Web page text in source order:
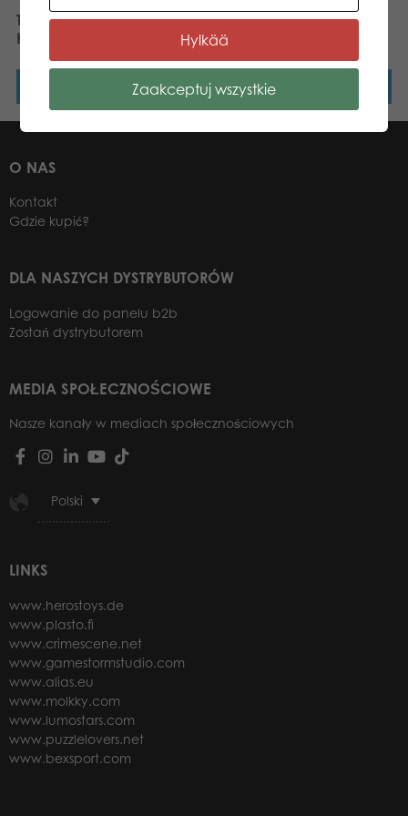
Tactic Rodzinne
Kalambury
Dowiedz się więcej
Tactic Papugowy zawrót
głowy
Dowiedz się więcej
O NAS
Kontakt
Gdzie kupić?
DLA NASZYCH DYSTRYBUTORÓW
Logowanie do panelu b2b
Zostań dystrybutorem
MEDIA SPOŁECZNOŚCIOWE
Nasze kanały w mediach społecznościowych
Polski
LINKS
www.herostoys.de
www.plasto.fi
www.crimescene.net
www.gamestormstudio.com
www.alias.eu
www.molkky.com
www.lumostars.com
www.puzzlelovers.net
www.bexsport.com
Hylkää
Zaakceptuj wszystkie